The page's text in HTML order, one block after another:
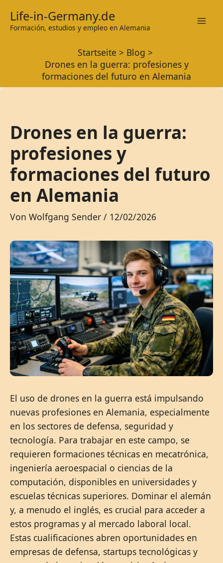
Inhalt
springen
Life-in-Germany.de
Formación, estudios y empleo en Alemania
Startseite
Blog
Drones en la guerra: profesiones y
formaciones del futuro en Alemania
Drones en la guerra:
profesiones y
formaciones del futuro
en Alemania
Von Wolfgang Sender / 12/02/2026
El uso de drones en la guerra está impulsando
nuevas profesiones en Alemania, especialmente
en los sectores de defensa, seguridad y
tecnología. Para trabajar en este campo, se
requieren formaciones técnicas en mecatrónica,
ingeniería aeroespacial o ciencias de la
computación, disponibles en universidades y
escuelas técnicas superiores. Dominar el alemán
y, a menudo el inglés, es crucial para acceder a
estos programas y al mercado laboral local.
Estas cualificaciones abren oportunidades en
empresas de defensa, startups tecnológicas y